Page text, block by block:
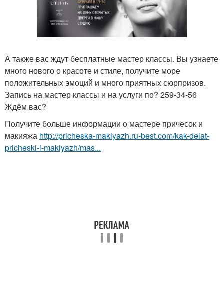
А также вас ждут бесплатные мастер классы. Вы узнаете
много нового о красоте и стиле, получите море
положительных эмоций и много приятных сюрпризов.
Запись на мастер классы и на услуги по? 259-34-56
Ждём вас?
Получите больше информации о мастере причесок и
макияжа http://pricheska-makiyazh.ru-best.com/kak-delat-
pricheski-i-makiyazh/mas...